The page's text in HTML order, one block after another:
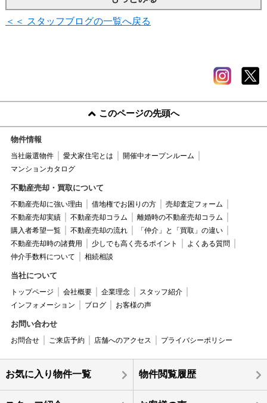
＜＜ スタッフブログの一覧へ戻る
このページの先頭へ
物件情報
当社厳選物件 愛犬家住宅とは
開催中オープンルーム
マンションカタログ
不動産売却・買取について
不動産売却に強い理由 借地権でお困りの方
売却査定フォーム
不動産売却実績
不動産売却コラム
離婚時の不動産売却コラム
購入者希望一覧
不動産売却の流れ
「仲介」と「買取」の違い
不動産売却時の諸費用
少しでも高く売るポイント
よくある質問
仲介手数料について
相続相談
当社について
トップページ 会社概要 企業理念
スタッフ紹介
インフォメーション
ブログ お客様の声
お問い合わせ
お問合せ ご来店予約 店舗へのアクセス プライバシーポリシー
お気に入り物件一覧 物件閲覧履歴